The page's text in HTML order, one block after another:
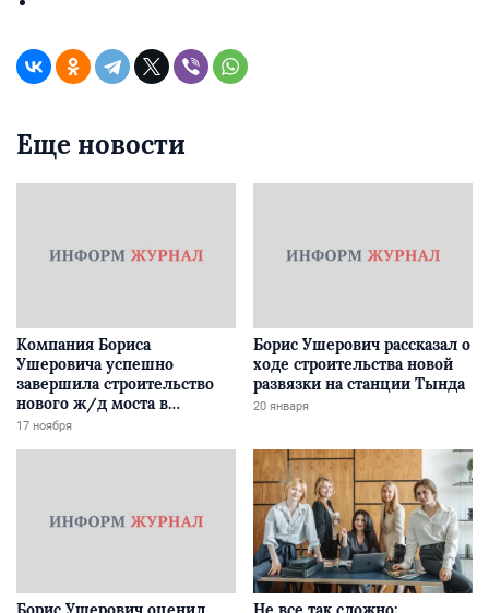
Еще новости
Компания Бориса
Ушеровича успешно
завершила строительство
нового ж/д моста в
Забайкалье
17 ноября
Борис Ушерович рассказал о
ходе строительства новой
развязки на станции Тында
20 января